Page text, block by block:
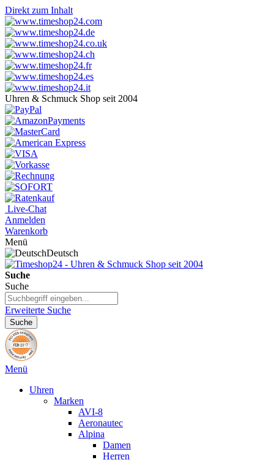
Direkt zum Inhalt
Uhren & Schmuck Shop seit 2004
Live-Chat
Anmelden
Warenkorb
Menü
Deutsch
Suche
Suche
Erweiterte Suche
Suche
Menü
Uhren
Marken
AVI-8
Aeronautec
Alpina
Damen
Herren